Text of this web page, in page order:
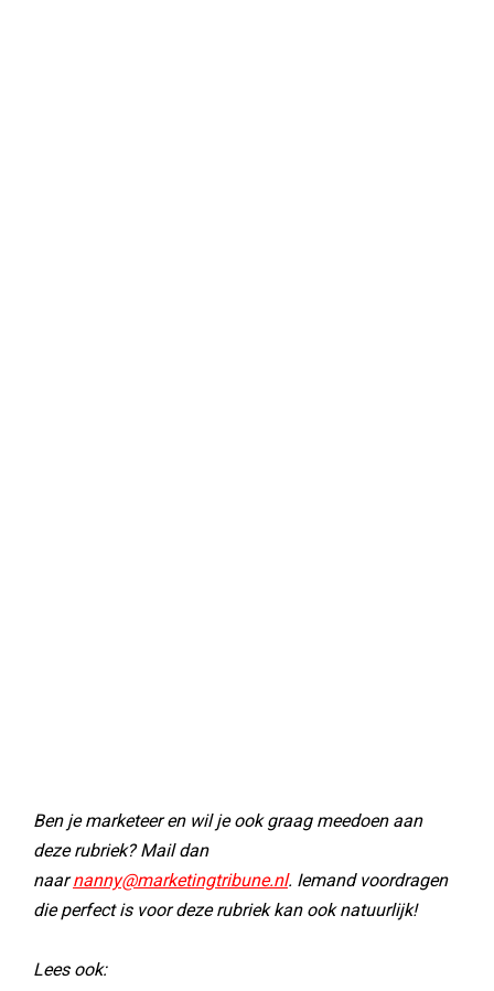
Ben je marketeer en wil je ook graag meedoen aan
deze rubriek? Mail dan
naarnanny@marketingtribune.nl. Iemand voordragen
die perfect is voor deze rubriek kan ook natuurlijk!
Lees ook: